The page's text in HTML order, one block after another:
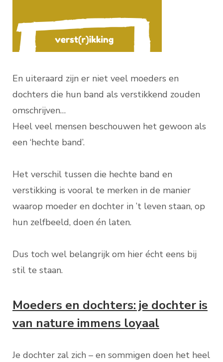
En uiteraard zijn er niet veel moeders en
dochters die hun band als verstikkend zouden
omschrijven…
Heel veel mensen beschouwen het gewoon als
een ‘hechte band’.
Het verschil tussen die hechte band en
verstikking is vooral te merken in de manier
waarop moeder en dochter in ’t leven staan, op
hun zelfbeeld, doen én laten.
Dus toch wel belangrijk om hier écht eens bij
stil te staan.
Moeders en dochters: je dochter is
van nature immens loyaal
Je dochter zal zich – en sommigen doen het heel